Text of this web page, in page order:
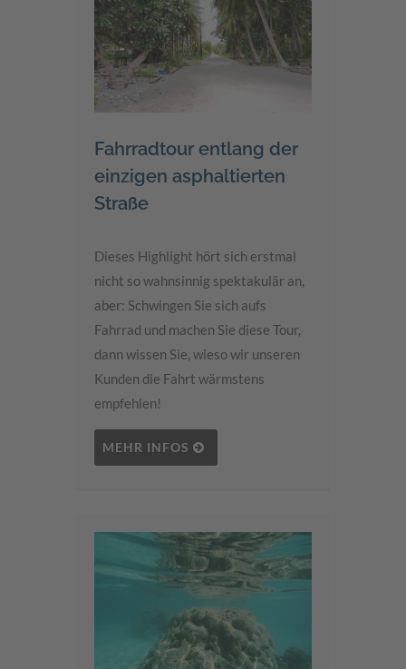
Fahrradtour entlang der
einzigen asphaltierten
Straße
Dieses Highlight hört sich erstmal
nicht so wahnsinnig spektakulär an,
aber: Schwingen Sie sich aufs
Fahrrad und machen Sie diese Tour,
dann wissen Sie, wieso wir unseren
Kunden die Fahrt wärmstens
empfehlen!
MEHR INFOS